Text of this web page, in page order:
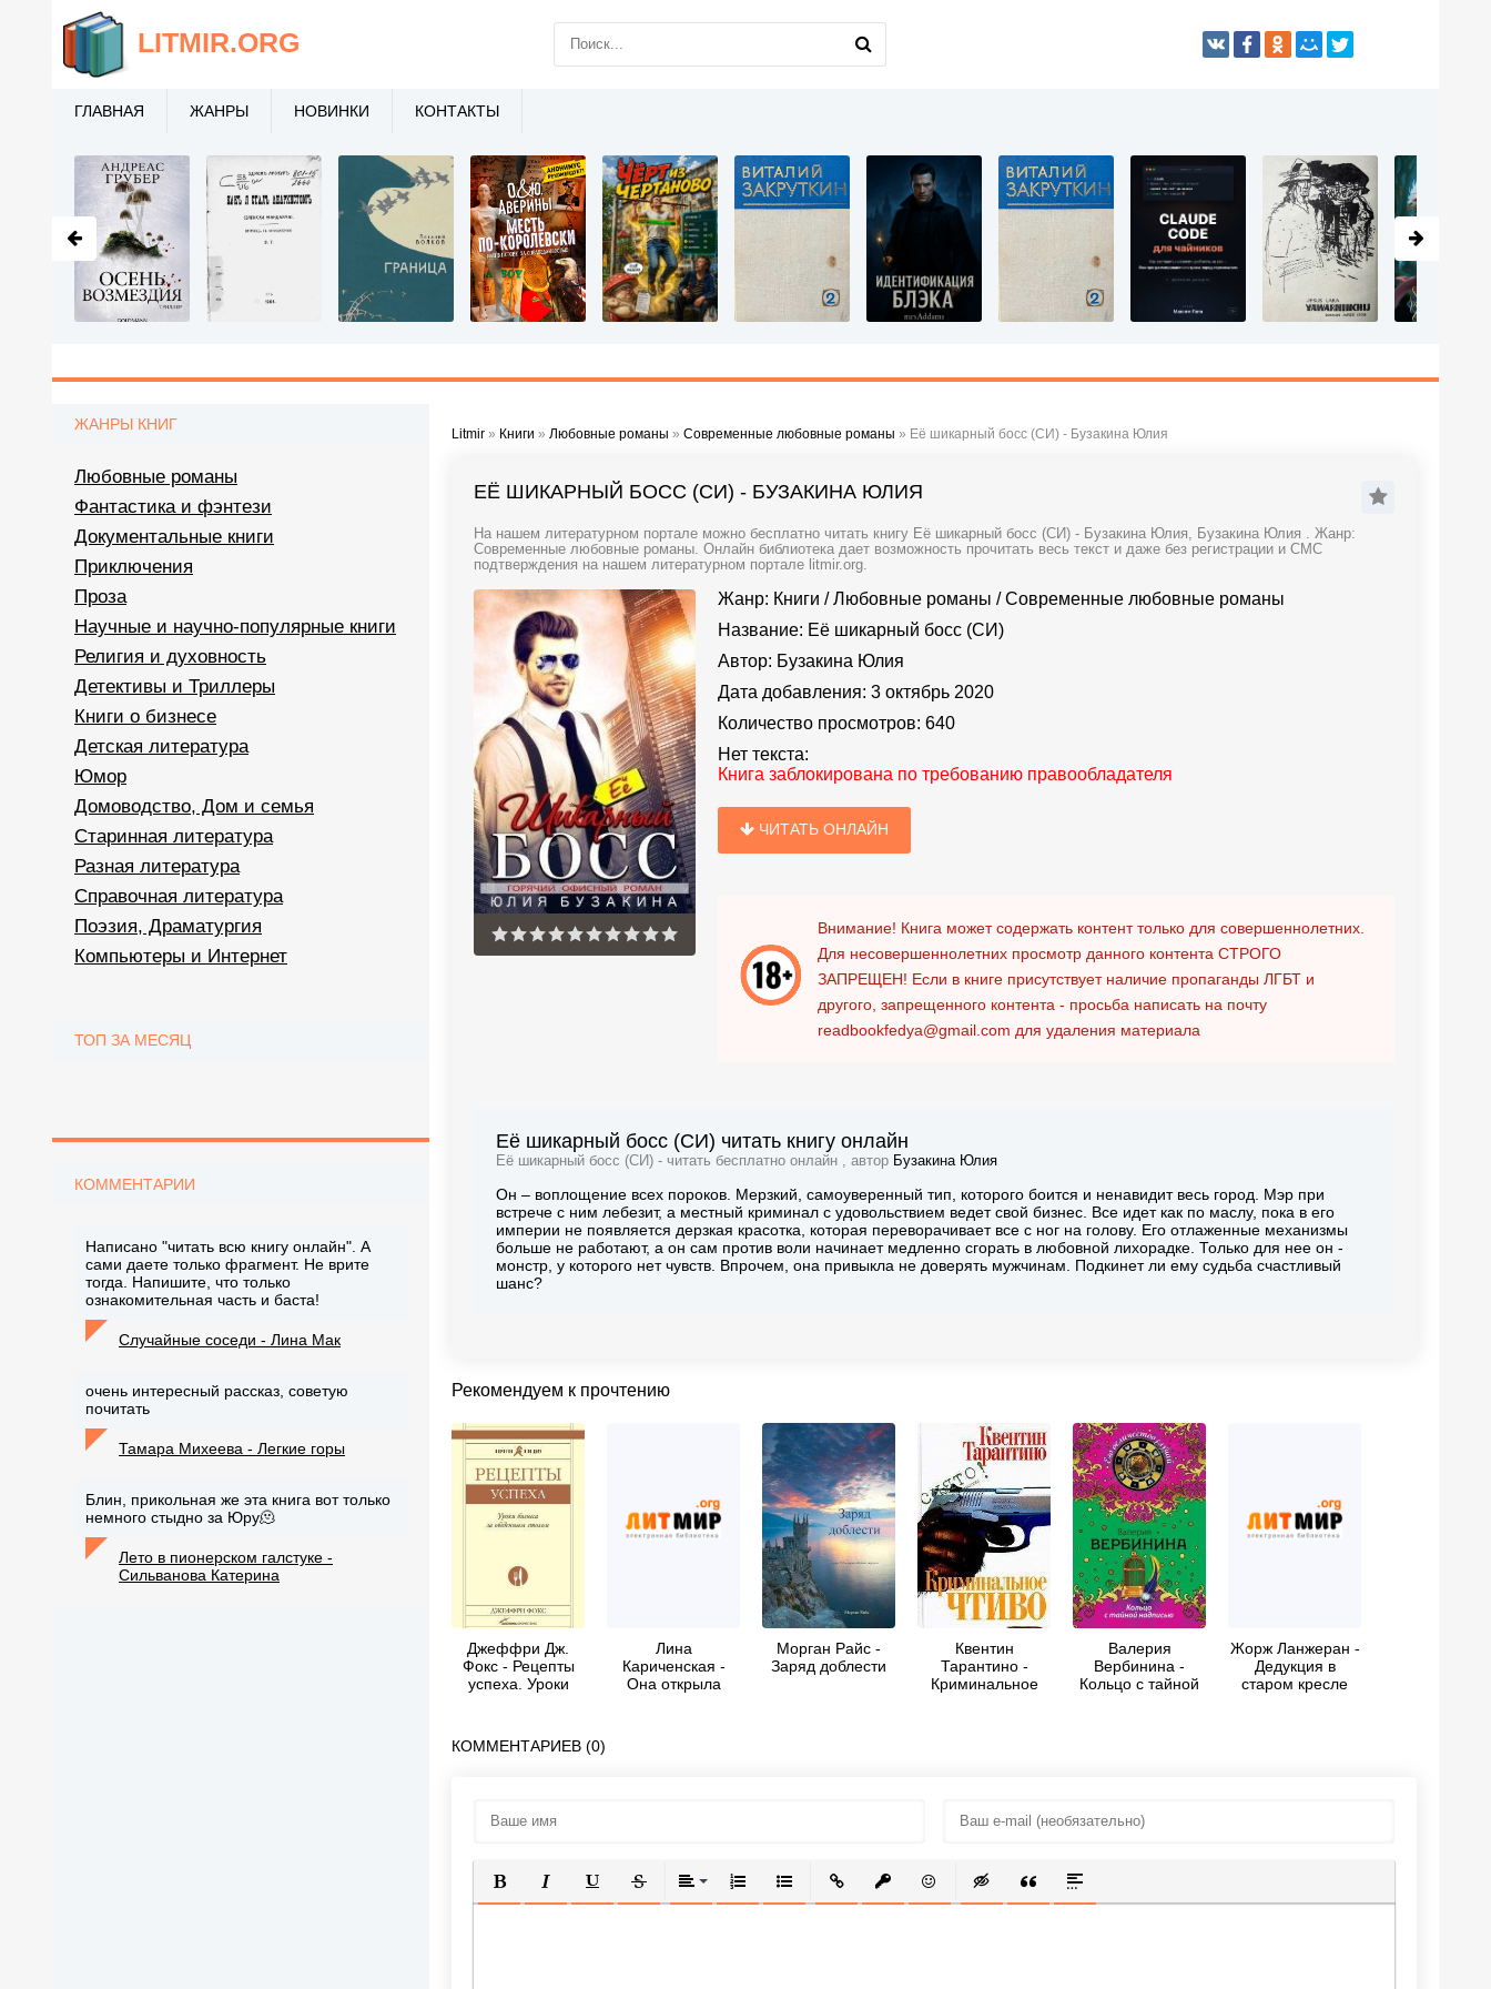
Litmir » Книги » Любовные романы » Современные любовные романы » Её шикарный босс (СИ) - Бузакина Юлия
ЕЁ ШИКАРНЫЙ БОСС (СИ) - БУЗАКИНА ЮЛИЯ
На нашем литературном портале можно бесплатно читать книгу Её шикарный босс (СИ) - Бузакина Юлия, Бузакина Юлия . Жанр:
Современные любовные романы. Онлайн библиотека дает возможность прочитать весь текст и даже без регистрации и СМС
подтверждения на нашем литературном портале litmir.org.
Жанр: Книги /Любовные романы /Современные любовные романы
Название: Её шикарный босс (СИ)
Автор: Бузакина Юлия
Дата добавления: 3 октябрь 2020
Количество просмотров: 640
Нет текста:
Книга заблокирована по требованию правообладателя
ЧИТАТЬ ОНЛАЙН
Внимание! Книга может содержать контент только для совершеннолетних.
Для несовершеннолетних просмотр данного контента СТРОГО
ЗАПРЕЩЕН! Если в книге присутствует наличие пропаганды ЛГБТ и
другого, запрещенного контента - просьба написать на почту
readbookfedya@gmail.com для удаления материала
Её шикарный босс (СИ) читать книгу онлайн
Её шикарный босс (СИ) - читать бесплатно онлайн , автор Бузакина Юлия
Он – воплощение всех пороков. Мерзкий, самоуверенный тип, которого боится и ненавидит весь город. Мэр при
встрече с ним лебезит, а местный криминал с удовольствием ведет свой бизнес. Все идет как по маслу, пока в его
империи не появляется дерзкая красотка, которая переворачивает все с ног на голову. Его отлаженные механизмы
больше не работают, а он сам против воли начинает медленно сгорать в любовной лихорадке. Только для нее он -
монстр, у которого нет чувств. Впрочем, она привыкла не доверять мужчинам. Подкинет ли ему судьба счастливый
шанс?
Рекомендуем к прочтению
Джеффри Дж.
Фокс - Рецепты
успеха. Уроки
столом
Лина
Кариченская -
Она открыла
Морган Райс -
Заряд доблести
Квентин
Тарантино -
Криминальное
Валерия
Вербинина -
Кольцо с тайной
Жорж Ланжеран -
Дедукция в
старом кресле
КОММЕНТАРИЕВ (0)
ПОЛУЖИРНЫЙ
КУРСИВПОДЧЕРКНУТЫЙ
ЗАЧЕРКНУТЫЙВЫРАВНИВАНИЕ
НУМЕРОВАННЫЙ СПИСОК
МАРКИРОВАННЫЙ СПИСОК
ВСТАВИТЬ ССЫЛКУ
ВСТАВИТЬ ЗАЩИЩЕННУЮ ССЫЛКУ
ВСТАВИТЬ СМАЙЛИК
ВСТАВКА СКРЫТОГО ТЕКСТА
ВСТАВКА ЦИТАТЫ
ВСТАВКА СПОЙЛЕРА
ЖАНРЫ КНИГ
Любовные романы
Фантастика и фэнтези
Документальные книги
Приключения
Проза
Научные и научно-популярные книги
Религия и духовность
Детективы и Триллеры
Книги о бизнесе
Детская литература
Юмор
Домоводство, Дом и семья
Старинная литература
Разная литература
Справочная литература
Поэзия, Драматургия
Компьютеры и Интернет
ТОП ЗА МЕСЯЦ
КОММЕНТАРИИ
Написано "читать всю книгу онлайн". А
сами даете только фрагмент. Не врите
тогда. Напишите, что только
ознакомительная часть и баста!
Случайные соседи - Лина Мак
очень интересный рассказ, советую
почитать
Тамара Михеева - Легкие горы
Блин, прикольная же эта книга вот только
немного стыдно за Юру🫠
Лето в пионерском галстуке -
Сильванова Катерина
LITMIR.ORG
ГЛАВНАЯ ЖАНРЫ НОВИНКИ КОНТАКТЫ